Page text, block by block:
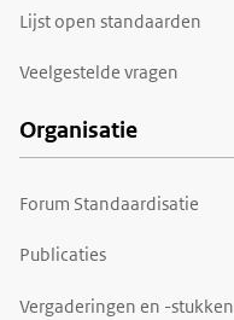
Lijst open standaarden
Veelgestelde vragen
Organisatie
Forum Standaardisatie
Publicaties
Vergaderingen en -stukken